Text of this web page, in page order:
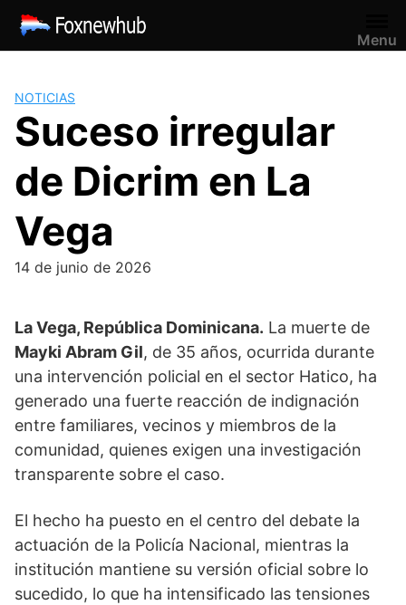
Saltar
contenido
Menu
NOTICIAS
Suceso irregular
de Dicrim en La
Vega
14 de junio de 2026
La Vega, República Dominicana. La muerte de
Mayki Abram Gil, de 35 años, ocurrida durante
una intervención policial en el sector Hatico, ha
generado una fuerte reacción de indignación
entre familiares, vecinos y miembros de la
comunidad, quienes exigen una investigación
transparente sobre el caso.
El hecho ha puesto en el centro del debate la
actuación de la Policía Nacional, mientras la
institución mantiene su versión oficial sobre lo
sucedido, lo que ha intensificado las tensiones